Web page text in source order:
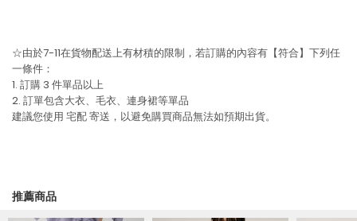
☆由於7-11在貨物配送上有材積的限制，若訂購的內容有【符合】下列任
一條件：
1. 訂購 3 件單品以上
2. 訂單包含大衣、毛衣、連身裙等單品
建議您使用 宅配寄送，以避免購買商品無法如預期出貨。
推薦商品